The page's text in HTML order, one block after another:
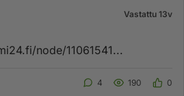
Vastattu 13v
node/11061541...
4 190 0